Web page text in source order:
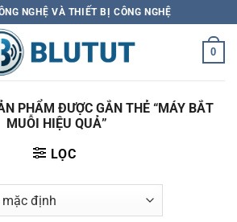
NGHỆ VÀ THIẾT BỊ CÔNG NGHỆ
0
PHẨM ĐƯỢC GẮN THẺ “MÁY BẮT
MUỖI HIỆU QUẢ”
LỌC